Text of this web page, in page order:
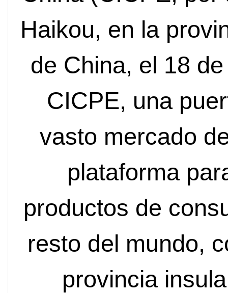
Haikou, en la
de China, el 18
CICPE, una
vasto mercado
plataforma
productos de
resto del mundo,
provincia